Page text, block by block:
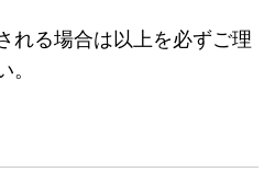
れる場合は以上を必ずご理